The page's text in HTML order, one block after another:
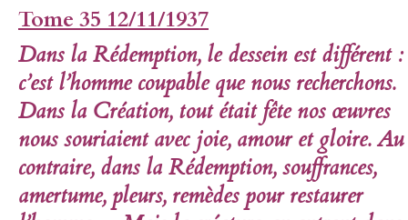
Tome 35 12/11/1937
Dans la Rédemption, le dessein est différent :
c’est l’homme coupable que nous recherchons.
Dans la Création, tout était fête nos œuvres
nous souriaient avec joie, amour et gloire. Au
contraire, dans la Rédemption, souffrances,
amertume, pleurs, remèdes pour restaurer